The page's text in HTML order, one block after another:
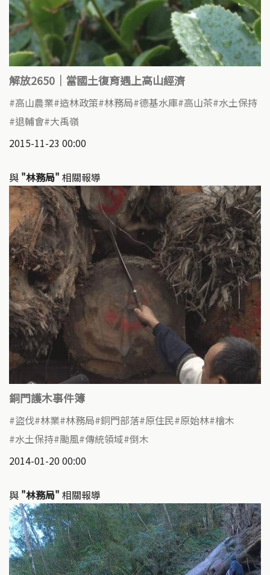
解放2650｜當國土復育遇上高山經濟
高山農業 造林政策 林務局 德基水庫 高山茶 水土保持
退輔會 大禹嶺
2015-11-23 00:00
與 "林務局" 相關報導
銅門護木事件簿
盜伐 林業 林務局 銅門部落 原住民 原始林 檜木
水土保持 颱風 傳統領域 倒木
2014-01-20 00:00
與 "林務局" 相關報導